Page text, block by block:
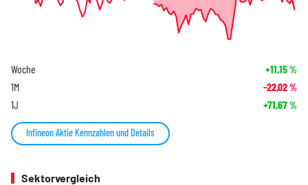
Woche +11,15%
1M -22,02%
1J +71,67%
Infineon Aktie Kennzahlen und Details
Sektorvergleich